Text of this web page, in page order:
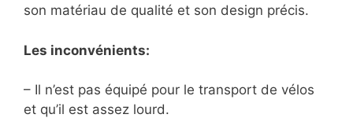
son matériau de qualité et son design précis.
Les inconvénients:
– Il n’est pas équipé pour le transport de vélos
et qu’il est assez lourd.